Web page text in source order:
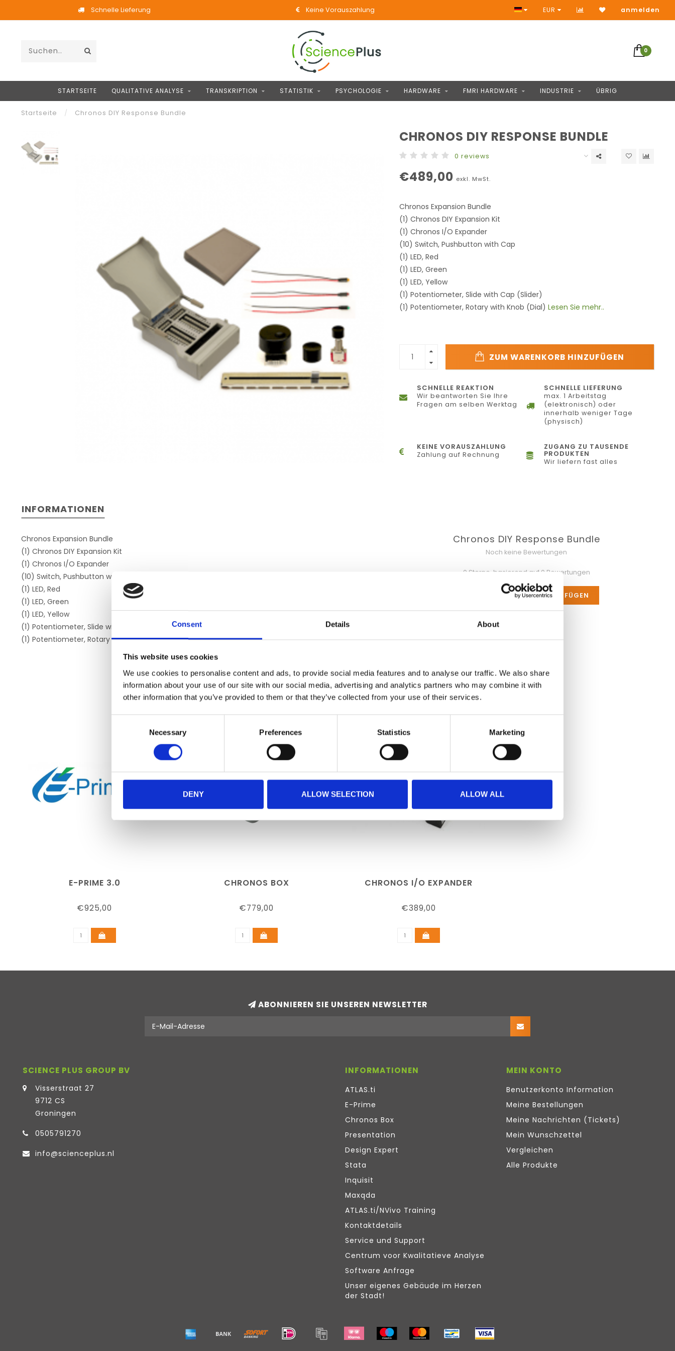
Consent Details About
This website uses cookies
We use cookies to personalise content and ads, to provide social media features and to analyse our traffic. We also share
information about your use of our site with our social media, advertising and analytics partners who may combine it with
other information that you’ve provided to them or that they’ve collected from your use of their services.
Necessary Preferences Statistics Marketing
DENY ALLOW SELECTION ALLOW ALL
Schnelle Lieferung Keine Vorauszahlung Zugang zu Tausende Produkten
EUR anmelden
0
STARTSEITE QUALITATIVE ANALYSE TRANSKRIPTION STATISTIK PSYCHOLOGIE HARDWARE FMRI HARDWARE INDUSTRIE ÜBRIG
Startseite / Chronos DIY Response Bundle
CHRONOS DIY RESPONSE BUNDLE
0 reviews
€489,00 exkl. MwSt.
Chronos Expansion Bundle
(1) Chronos DIY Expansion Kit
(1) Chronos I/O Expander
(10) Switch, Pushbutton with Cap
(1) LED, Red
(1) LED, Green
(1) LED, Yellow
(1) Potentiometer, Slide with Cap (Slider)
(1) Potentiometer, Rotary with Knob (Dial) Lesen Sie mehr..
ZUM WARENKORB HINZUFÜGEN
SCHNELLE REAKTION
Wir beantworten Sie Ihre
Fragen am selben Werktag
SCHNELLE LIEFERUNG
max. 1 Arbeitstag
(elektronisch) oder
innerhalb weniger Tage
(physisch)
KEINE VORAUSZAHLUNG
Zahlung auf Rechnung
ZUGANG ZU TAUSENDE
PRODUKTEN
Wir liefern fast alles
INFORMATIONEN
Chronos Expansion Bundle
(1) Chronos DIY Expansion Kit
(1) Chronos I/O Expander
(10) Switch, Pushbutton with Cap
(1) LED, Red
(1) LED, Green
(1) LED, Yellow
(1) Potentiometer, Slide with Cap (Slider)
(1) Potentiometer, Rotary with Knob (Dial)
Chronos DIY Response Bundle
Noch keine Bewertungen
0 Sterne, basierend auf 0 Bewertungen
IHRE BEWERTUNG HINZUFÜGEN
ERGÄNZENDE PRODUKTE
E-PRIME 3.0
€925,00
CHRONOS BOX
€779,00
CHRONOS I/O EXPANDER
€389,00
ABONNIEREN SIE UNSEREN NEWSLETTER
SCIENCE PLUS GROUP BV
Visserstraat 27
9712 CS
Groningen
0505791270
info@scienceplus.nl
INFORMATIONEN
ATLAS.ti
E-Prime
Chronos Box
Presentation
Design Expert
Stata
Inquisit
Maxqda
ATLAS.ti/NVivo Training
Kontaktdetails
Service und Support
Centrum voor Kwalitatieve Analyse
Software Anfrage
Unser eigenes Gebäude im Herzen
der Stadt!
MEIN KONTO
Benutzerkonto Information
Meine Bestellungen
Meine Nachrichten (Tickets)
Mein Wunschzettel
Vergleichen
Alle Produkte